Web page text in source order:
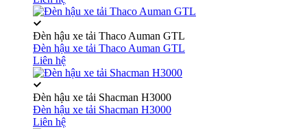
Đèn hậu xe tải Thaco Auman GTL
Đèn hậu xe tải Thaco Auman GTL
Liên hệ
Đèn hậu xe tải Shacman H3000
Đèn hậu xe tải Shacman H3000
Liên hệ